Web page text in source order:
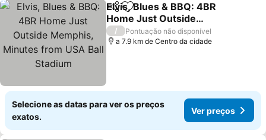
PartilharAdicionar aos favoritos
Elvis, Blues & BBQ: 4BR
Home Just Outside
Memphis, Minutes from
USA Ball Stadium
/
Pontuação não disponível
a 7.9 km de Centro da cidade
Selecione as datas para ver os preços
exatos.
Ver preços